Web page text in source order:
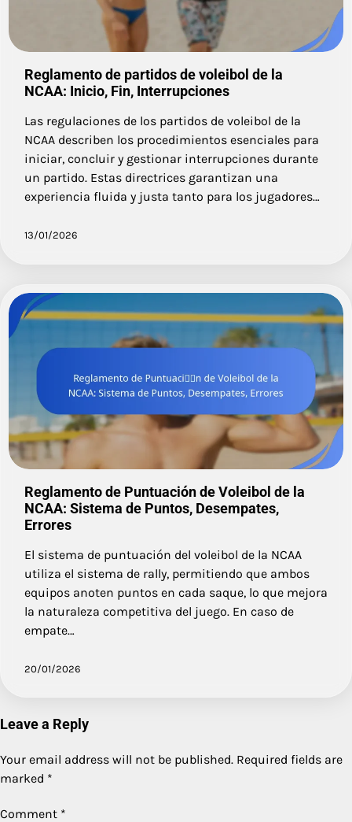
Reglamento de partidos de voleibol de la
NCAA: Inicio, Fin, Interrupciones
Las regulaciones de los partidos de voleibol de la
NCAA describen los procedimientos esenciales para
iniciar, concluir y gestionar interrupciones durante
un partido. Estas directrices garantizan una
experiencia fluida y justa tanto para los jugadores…
13/01/2026
Reglamento de Puntuación de Voleibol de la
NCAA: Sistema de Puntos, Desempates,
Errores
El sistema de puntuación del voleibol de la NCAA
utiliza el sistema de rally, permitiendo que ambos
equipos anoten puntos en cada saque, lo que mejora
la naturaleza competitiva del juego. En caso de
empate…
20/01/2026
Leave a Reply
Your email address will not be published. Required fields are
marked *
Comment *